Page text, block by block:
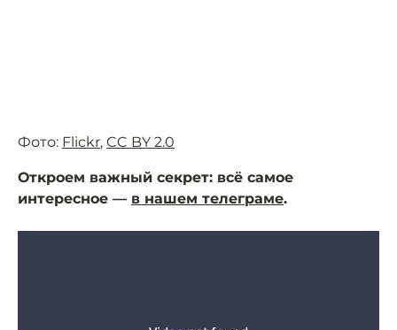
Фото: Flickr, CC BY 2.0
Откроем важный секрет: всё самое
интересное — в нашем телеграме.